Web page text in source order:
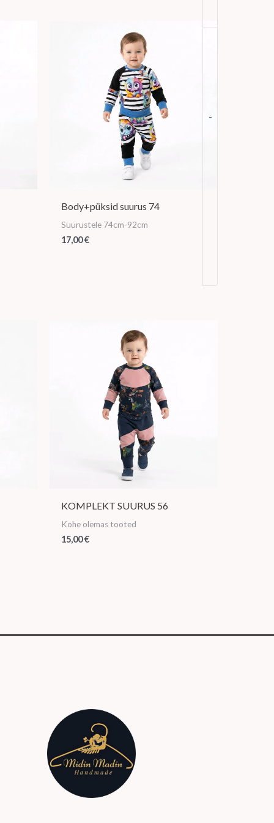
-
Body+püksid suurus 74
Suurustele 74cm-92cm
17,00€
KOMPLEKT SUURUS 56
Kohe olemas tooted
15,00€